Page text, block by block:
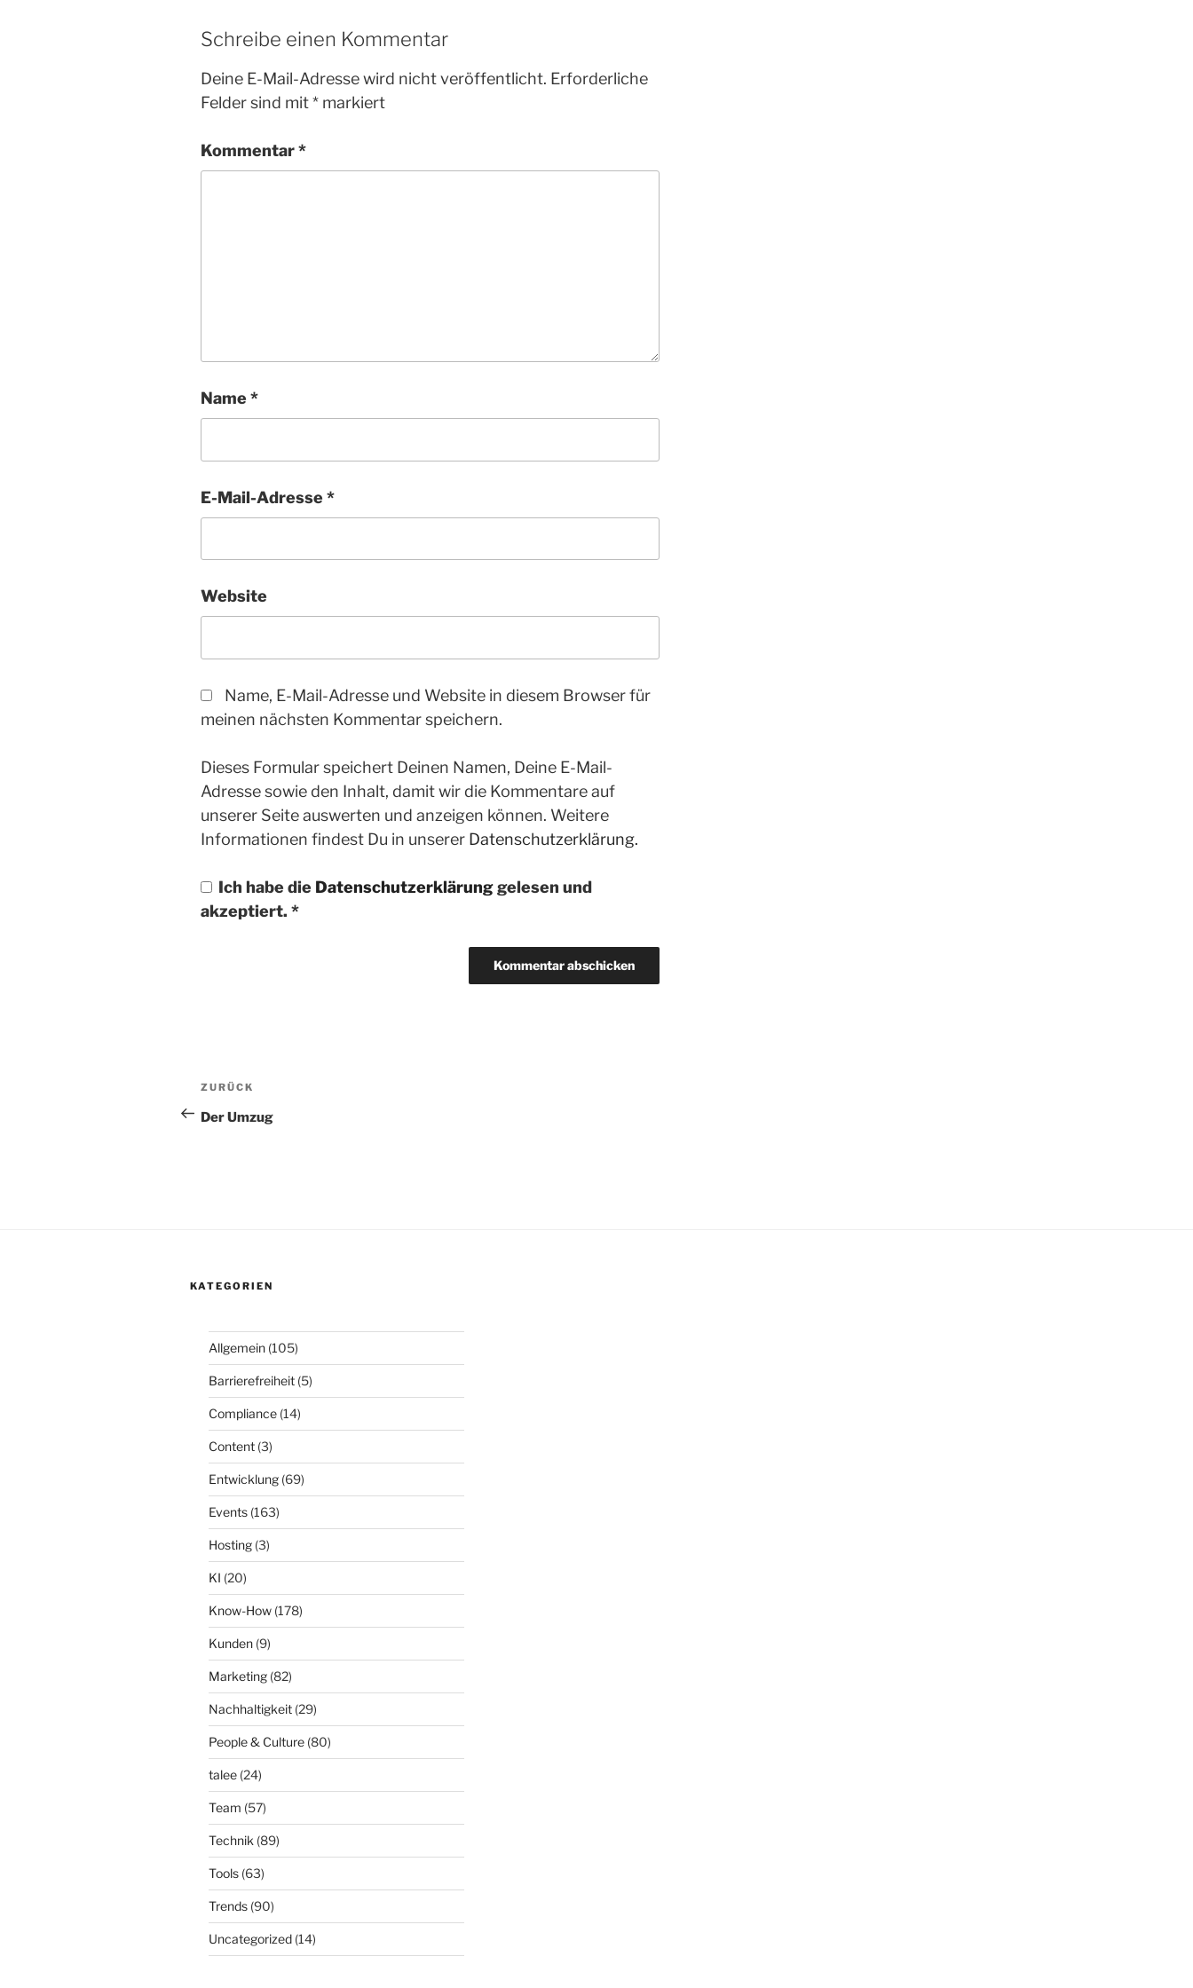
Schreibe einen Kommentar
Deine E-Mail-Adresse wird nicht veröffentlicht. Erforderliche
Felder sind mit* markiert
Kommentar*
Name *
E-Mail-Adresse *
Website
Name, E-Mail-Adresse und Website in diesem Browser für
meinen nächsten Kommentar speichern.
Dieses Formular speichert Deinen Namen, Deine E-Mail-
Adresse sowie den Inhalt, damit wir die Kommentare auf
unserer Seite auswerten und anzeigen können. Weitere
Informationen findest Du in unserer Datenschutzerklärung.
Ich habe die Datenschutzerklärunggelesen und
akzeptiert. *
Beitragsnavigation
Vorheriger
Beitrag
ZURÜCK
Der Umzug
KATEGORIEN
Allgemein (105)
Barrierefreiheit (5)
Compliance (14)
Content (3)
Entwicklung (69)
Events (163)
Hosting (3)
KI (20)
Know-How (178)
Kunden (9)
Marketing (82)
Nachhaltigkeit (29)
People & Culture (80)
talee (24)
Team (57)
Technik (89)
Tools (63)
Trends (90)
Uncategorized (14)